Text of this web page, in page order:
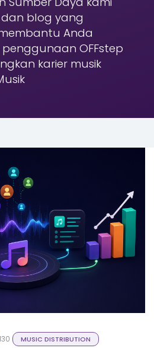
blog yang
Anda
OFFstep
karier musik
130 MUSIC DISTRIBUTION